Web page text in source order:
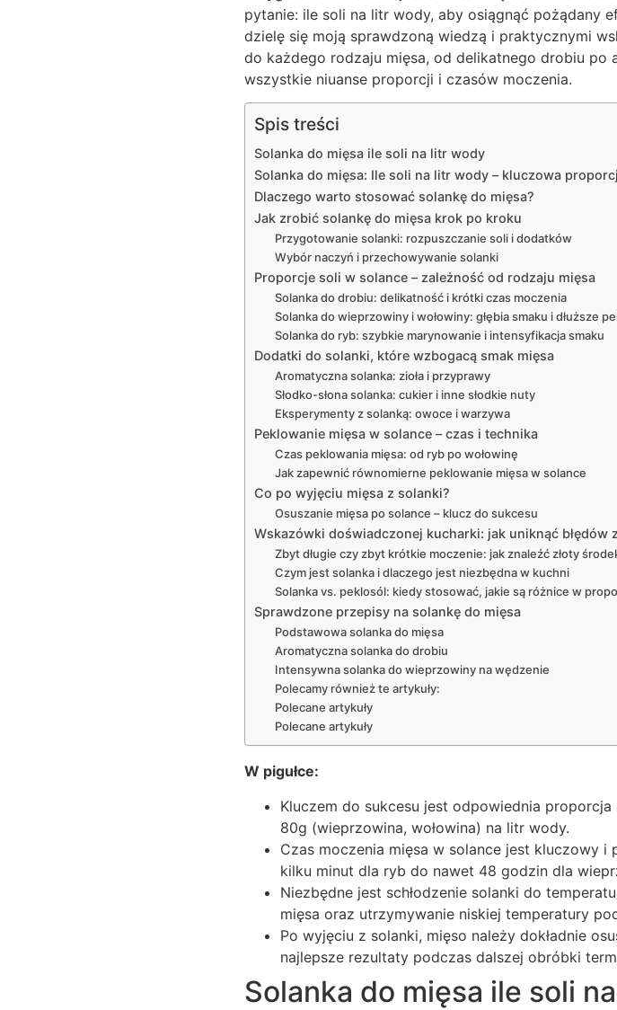
pytanie: ile soli na litr wody, aby osiągnąć pożądany
dzielę się moją sprawdzoną wiedzą i praktycznymi
do każdego rodzaju mięsa, od delikatnego drobiu po
wszystkie niuanse proporcji i czasów moczenia.
Spis treści
Solanka do mięsa ile soli na litr wody
Solanka do mięsa: Ile soli na litr wody – kluczowa
Dlaczego warto stosować solankę do mięsa?
Jak zrobić solankę do mięsa krok po kroku
Przygotowanie solanki: rozpuszczanie soli i dodatków
Wybór naczyń i przechowywanie solanki
Proporcje soli w solance – zależność od rodzaju mięsa
Solanka do drobiu: delikatność i krótki czas moczenia
Solanka do wieprzowiny i wołowiny: głębia smaku i dłuższe
Solanka do ryb: szybkie marynowanie i intensyfikacja smaku
Dodatki do solanki, które wzbogacą smak mięsa
Aromatyczna solanka: zioła i przyprawy
Słodko-słona solanka: cukier i inne słodkie nuty
Eksperymenty z solanką: owoce i warzywa
Peklowanie mięsa w solance – czas i technika
Czas peklowania mięsa: od ryb po wołowinę
Jak zapewnić równomierne peklowanie mięsa w solance
Co po wyjęciu mięsa z solanki?
Osuszanie mięsa po solance – klucz do sukcesu
Wskazówki doświadczonej kucharki: jak uniknąć błędów
Zbyt długie czy zbyt krótkie moczenie: jak znaleźć złoty
Czym jest solanka i dlaczego jest niezbędna w kuchni
Solanka vs. peklosól: kiedy stosować, jakie są różnice w
Sprawdzone przepisy na solankę do mięsa
Podstawowa solanka do mięsa
Aromatyczna solanka do drobiu
Intensywna solanka do wieprzowiny na wędzenie
Polecamy również te artykuły:
Polecane artykuły
Polecane artykuły
W pigułce:
Kluczem do sukcesu jest odpowiednia
80g (wieprzowina, wołowina) na litr wody.
Czas moczenia mięsa w solance jest kluczowy
kilku minut dla ryb do nawet 48 godzin dla
Niezbędne jest schłodzenie solanki do
mięsa oraz utrzymywanie niskiej temperatury
Po wyjęciu z solanki, mięso należy dokładnie
najlepsze rezultaty podczas dalszej obróbki
Solanka do mięsa ile soli